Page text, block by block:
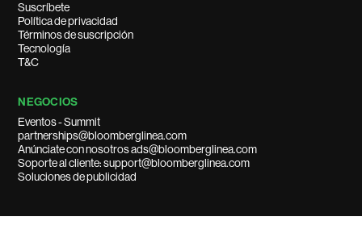
Suscríbete
Política de privacidad
Términos de suscripción
Tecnología
T&C
NEGOCIOS
Eventos - Summit
partnerships@bloomberglinea.com
Anúnciate con nosotros ads@bloomberglinea.com
Soporte al cliente: support@bloomberglinea.com
Soluciones de publicidad